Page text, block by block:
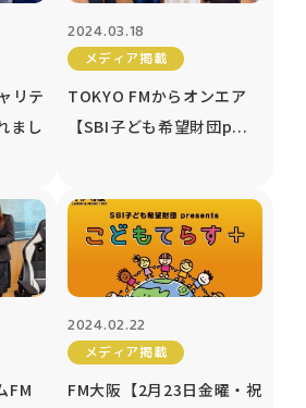
リテ
まし
2024.03.18
メディア掲載
TOKYO FMからオンエア
【SBI子ども希望財団p...
FM
2024.02.22
メディア掲載
FM大阪【2月23日金曜・祝